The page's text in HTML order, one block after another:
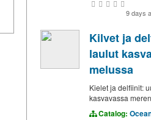
9 days
Kilvet ja
laulut
melussa
Kielet ja delfiinit:
kasvavassa
Catalog: